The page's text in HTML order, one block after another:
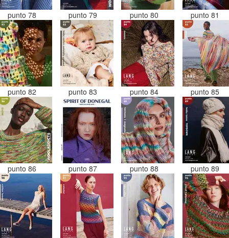
punto 78 punto 79 punto 80 punto 81
punto 82 punto 83 punto 84 punto 85
punto 86 punto 87 punto 88 punto 89